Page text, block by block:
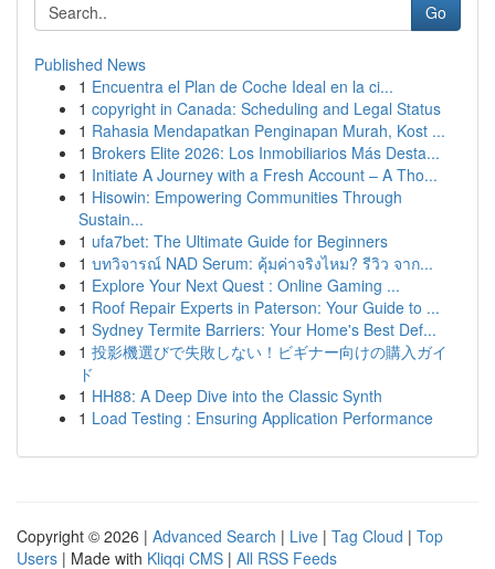
Go
Published News
1 Encuentra el Plan de Coche Ideal en la ci...
1 copyright in Canada: Scheduling and Legal Status
1 Rahasia Mendapatkan Penginapan Murah, Kost ...
1 Brokers Elite 2026: Los Inmobiliarios Más Desta...
1 Initiate A Journey with a Fresh Account – A Tho...
1 Hisowin: Empowering Communities Through
Sustain...
1 ufa7bet: The Ultimate Guide for Beginners
1 บทวิจารณ์ NAD Serum: คุ้มค่าจริงไหม? รีวิว จาก...
1 Explore Your Next Quest : Online Gaming ...
1 Roof Repair Experts in Paterson: Your Guide to ...
1 Sydney Termite Barriers: Your Home's Best Def...
1 投影機選びで失敗しない！ビギナー向けの購入ガイ
ド
1 HH88: A Deep Dive into the Classic Synth
1 Load Testing : Ensuring Application Performance
Copyright © 2026 | Advanced Search | Live | Tag Cloud | Top
Users | Made with Kliqqi CMS | All RSS Feeds